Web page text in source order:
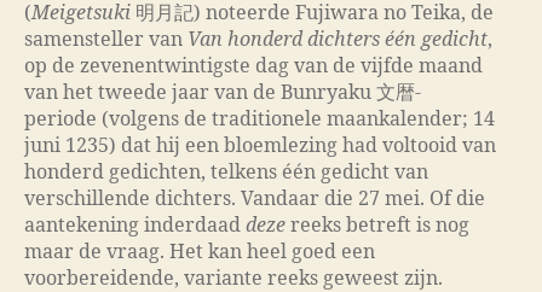
(Meigetsuki 明月記) noteerde Fujiwara no Teika, de
samensteller van Van honderd dichters één gedicht,
op de zevenentwintigste dag van de vijfde maand
van het tweede jaar van de Bunryaku 文暦-
periode (volgens de traditionele maankalender; 14
juni 1235) dat hij een bloemlezing had voltooid van
honderd gedichten, telkens één gedicht van
verschillende dichters. Vandaar die 27 mei. Of die
aantekening inderdaad deze reeks betreft is nog
maar de vraag. Het kan heel goed een
voorbereidende, variante reeks geweest zijn.